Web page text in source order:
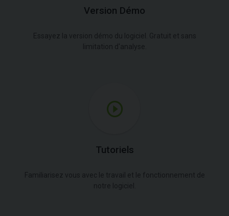
Version Démo
Essayez la version démo du logiciel. Gratuit et sans
limitation d'analyse.
Tutoriels
Familiarisez vous avec le travail et le fonctionnement de
notre logiciel.